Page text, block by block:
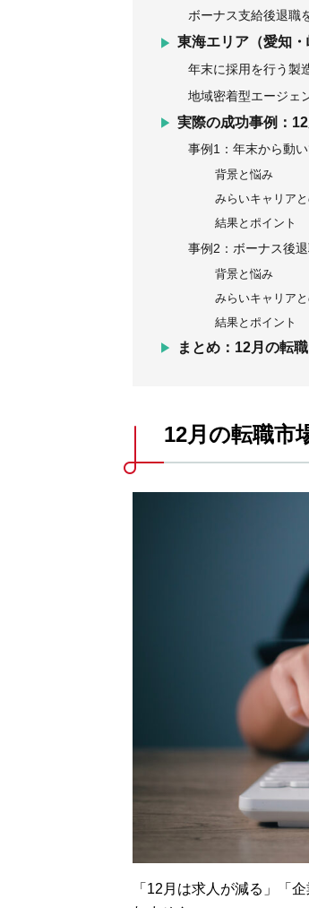
ボーナス支給後退職
東海エリア（愛知
年末に採用を行う製
地域密着型エージェ
実際の成功事例：
事例1：年末から動
背景と悩み
みらいキャリア
結果とポイント
事例2：ボーナス後
背景と悩み
みらいキャリア
結果とポイント
まとめ：12月の転
12月の転職市
「12月は求人が減る」「